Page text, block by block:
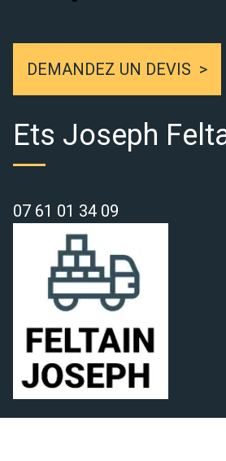
DEMANDEZ UN DEVIS
Ets Joseph
07 61 01 34 09